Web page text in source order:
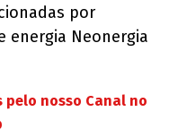
por
energia Neonergia
nosso Canal no